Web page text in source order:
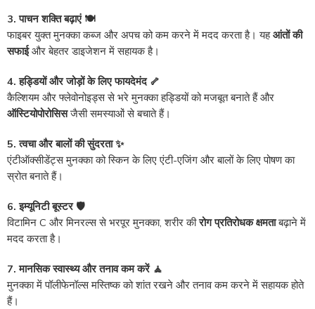
3. पाचन शक्ति बढ़ाएं 🍽️
फाइबर युक्त मुनक्का कब्ज और अपच को कम करने में मदद करता है। यहआंतों की
सफाईऔर बेहतर डाइजेशन में सहायक है।
4. हड्डियों और जोड़ों के लिए फायदेमंद 🦴
कैल्शियम और फ्लेवोनोइड्स से भरे मुनक्का हड्डियों को मजबूत बनाते हैं और
ऑस्टियोपोरोसिसजैसी समस्याओं से बचाते हैं।
5. त्वचा और बालों की सुंदरता ✨
एंटीऑक्सीडेंट्स मुनक्का को स्किन के लिए एंटी-एजिंग और बालों के लिए पोषण का
स्रोत बनाते हैं।
6. इम्यूनिटी बूस्टर 🛡️
विटामिन C और मिनरल्स से भरपूर मुनक्का, शरीर कीरोग प्रतिरोधक क्षमताबढ़ाने में
मदद करता है।
7. मानसिक स्वास्थ्य और तनाव कम करें 🧘
मुनक्का में पॉलीफेनॉल्स मस्तिष्क को शांत रखने और तनाव कम करने में सहायक होते
हैं।